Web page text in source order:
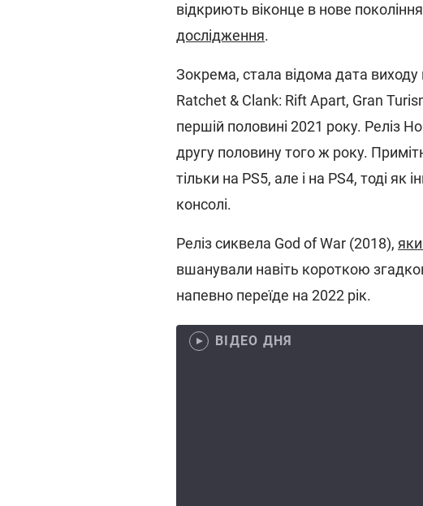
відкриють віконце в нове
дослідження.
Зокрема, стала відома дата виходу
Ratchet & Clank: Rift Apart, Gran
першій половині 2021 року. Реліз
другу половину того ж року.
тільки на PS5, але і на PS4, тоді як
консолі.
Реліз сиквела God of War (2018),
вшанували навіть короткою
напевно переїде на 2022 рік.
ВІДЕО ДНЯ